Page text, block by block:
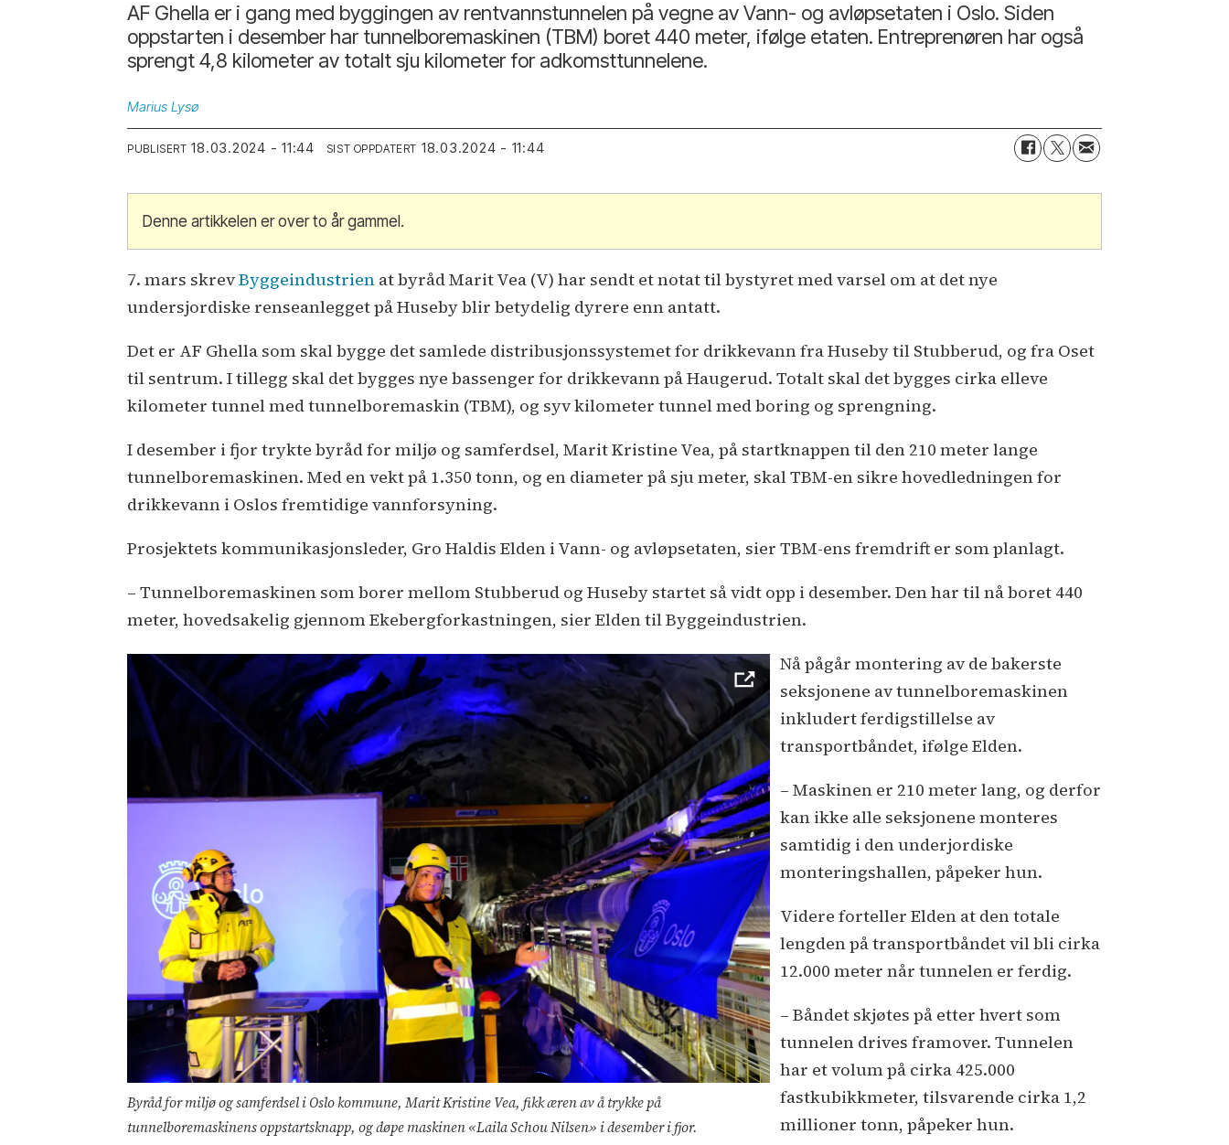
AF Ghella er i gang med byggingen av rentvannstunnelen på vegne av Vann- og avløpsetaten i Oslo. Siden
oppstarten i desember har tunnelboremaskinen (TBM) boret 440 meter, ifølge etaten. Entreprenøren har også
sprengt 4,8 kilometer av totalt sju kilometer for adkomsttunnelene.
Marius Lysø
PUBLISERT 18.03.2024 - 11:44 SIST OPPDATERT 18.03.2024 - 11:44
Denne artikkelen er over to år gammel.
7. mars skrevByggeindustrien at byråd Marit Vea (V) har sendt et notat til bystyret med varsel om at det nye
undersjordiske renseanlegget på Huseby blir betydelig dyrere enn antatt.
Det er AF Ghella som skal bygge det samlede distribusjonssystemet for drikkevann fra Huseby til Stubberud, og fra Oset
til sentrum. I tillegg skal det bygges nye bassenger for drikkevann på Haugerud. Totalt skal det bygges cirka elleve
kilometer tunnel med tunnelboremaskin (TBM), og syv kilometer tunnel med boring og sprengning.
I desember i fjor trykte byråd for miljø og samferdsel, Marit Kristine Vea, på startknappen til den 210 meter lange
tunnelboremaskinen. Med en vekt på 1.350 tonn, og en diameter på sju meter, skal TBM-en sikre hovedledningen for
drikkevann i Oslos fremtidige vannforsyning.
Prosjektets kommunikasjonsleder, Gro Haldis Elden i Vann- og avløpsetaten, sier TBM-ens fremdrift er som planlagt.
– Tunnelboremaskinen som borer mellom Stubberud og Huseby startet så vidt opp i desember. Den har til nå boret 440
meter, hovedsakelig gjennom Ekebergforkastningen, sier Elden til Byggeindustrien.
Byråd for miljø og samferdsel i Oslo kommune, Marit Kristine Vea, fikk æren av å trykke på
tunnelboremaskinens oppstartsknapp, og døpe maskinen «Laila Schou Nilsen» i desember i fjor.
Nå pågår montering av de bakerste
seksjonene av tunnelboremaskinen
inkludert ferdigstillelse av
transportbåndet, ifølge Elden.
– Maskinen er 210 meter lang, og derfor
kan ikke alle seksjonene monteres
samtidig i den underjordiske
monteringshallen, påpeker hun.
Videre forteller Elden at den totale
lengden på transportbåndet vil bli cirka
12.000 meter når tunnelen er ferdig.
– Båndet skjøtes på etter hvert som
tunnelen drives framover. Tunnelen
har et volum på cirka 425.000
fastkubikkmeter, tilsvarende cirka 1,2
millioner tonn, påpeker hun.